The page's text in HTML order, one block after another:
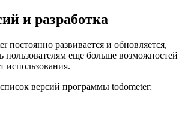
и разработка
постоянно развивается и обновляется,
пользователям еще больше возможностей
использования.
версий программы todometer: